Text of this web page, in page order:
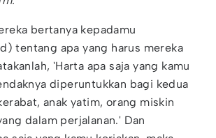
bertanya kepadamu
tentang apa yang harus mereka
'Harta apa saja yang kamu
diperuntukkan bagi kedua
anak yatim, orang miskin
dalam perjalanan.' Dan